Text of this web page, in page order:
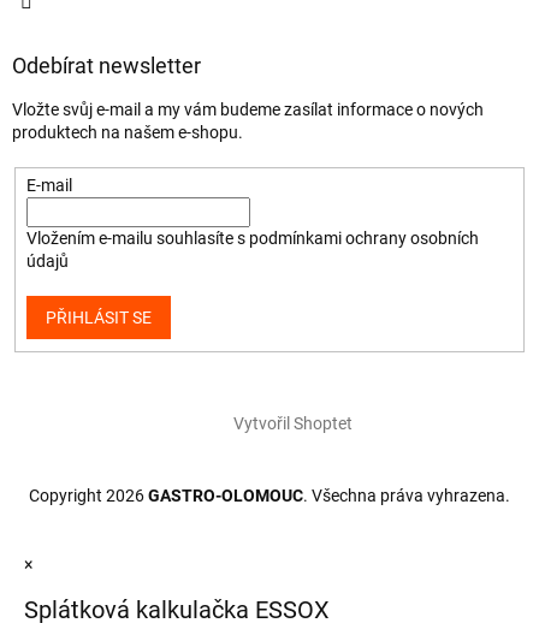
Odebírat newsletter
Vložte svůj e-mail a my vám budeme zasílat informace o nových
produktech na našem e-shopu.
E-mail
Vložením e-mailu souhlasíte s podmínkami ochrany osobních
údajů
PŘIHLÁSIT SE
Vytvořil Shoptet
Copyright 2026GASTRO-OLOMOUC. Všechna práva vyhrazena.
×
Splátková kalkulačka ESSOX